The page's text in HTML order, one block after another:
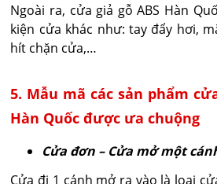
Ngoài ra, cửa giả gỗ ABS Hàn
kiện cửa khác như: tay đẩy hơi,
hít chặn cửa,…
5. Mẫu mã các sản phẩm
Hàn Quốc được ưa chuộng
Cửa đơn – Cửa mở một
Cửa đi 1 cánh mở ra vào là loại